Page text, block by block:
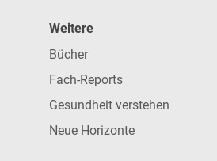
Weitere
Bücher
Fach-Reports
Gesundheit verstehen
Neue Horizonte